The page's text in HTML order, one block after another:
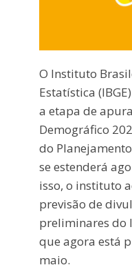
O Instituto
Estatística
a etapa de
Demográfico
do
se estenderá
isso, o instituto
previsão de
preliminares do
que agora está
maio.